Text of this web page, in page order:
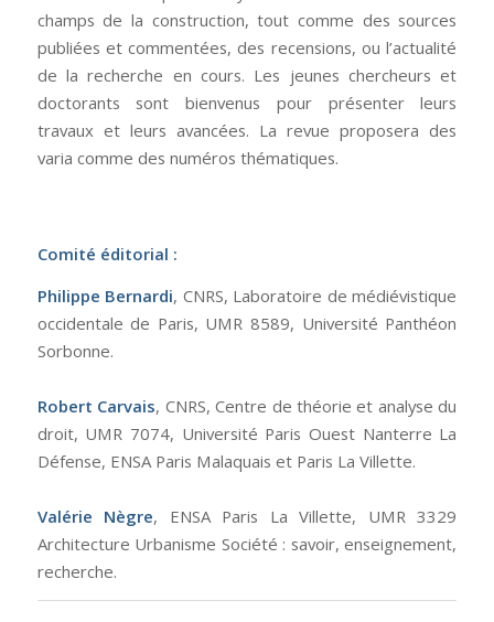
champs de la construction, tout comme des sources
publiées et commentées, des recensions, ou l’actualité
de la recherche en cours. Les jeunes chercheurs et
doctorants sont bienvenus pour présenter leurs
travaux et leurs avancées. La revue proposera des
varia comme des numéros thématiques.
Comité éditorial :
Philippe Bernardi, CNRS, Laboratoire de médiévistique
occidentale de Paris, UMR 8589, Université Panthéon
Sorbonne.
Robert Carvais, CNRS, Centre de théorie et analyse du
droit, UMR 7074, Université Paris Ouest Nanterre La
Défense, ENSA Paris Malaquais et Paris La Villette.
Valérie Nègre, ENSA Paris La Villette, UMR 3329
Architecture Urbanisme Société : savoir, enseignement,
recherche.